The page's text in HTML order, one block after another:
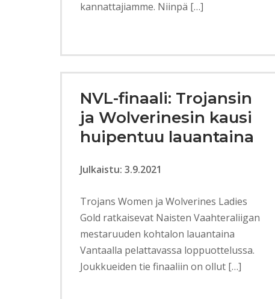
kannattajiamme. Niinpä […]
NVL-finaali: Trojansin
ja Wolverinesin kausi
huipentuu lauantaina
Julkaistu: 3.9.2021
Trojans Women ja Wolverines Ladies
Gold ratkaisevat Naisten Vaahteraliigan
mestaruuden kohtalon lauantaina
Vantaalla pelattavassa loppuottelussa.
Joukkueiden tie finaaliin on ollut […]